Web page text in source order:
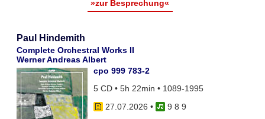
»zur Besprechung«
Paul Hindemith
Complete Orchestral Works II
Werner Andreas Albert
cpo 999 783-2
5 CD • 5h 22min • 1089-1995
27.07.2026 •
9 8 9